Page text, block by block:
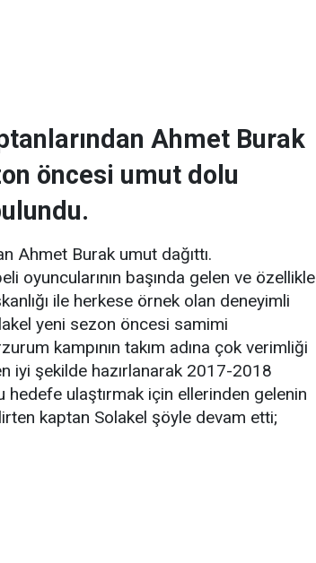
Ahmet Burak
öncesi umut dolu
Ahmet Burak umut dağıttı.
oyuncularının başında gelen ve özellikle
ile herkese örnek olan deneyimli
yeni sezon öncesi samimi
kampının takım adına çok verimliği
iyi şekilde hazırlanarak 2017-2018
ulaştırmak için ellerinden gelenin
kaptan Solakel şöyle devam etti;